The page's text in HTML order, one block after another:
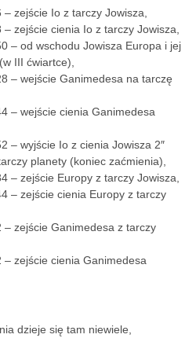
zejście Io z tarczy Jowisza,
zejście cienia Io z tarczy Jowisza,
– od wschodu Jowisza Europa i jej
III ćwiartce),
– wejście Ganimedesa na tarczę
– wejście cienia Ganimedesa
– wyjście Io z cienia Jowisza 2″
planety (koniec zaćmienia),
– zejście Europy z tarczy Jowisza,
– zejście cienia Europy z tarczy
– zejście Ganimedesa z tarczy
zejście cienia Ganimedesa
dzieje się tam niewiele,